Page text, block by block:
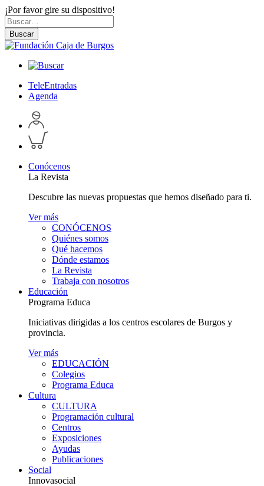
¡Por favor gire su dispositivo!
Skip
to
content
Buscar
por:Buscar
TeleEntradas
Agenda
Acceder
a
perfil
personal
Inspeccionar
carrito
Conócenos
La Revista
Descubre las nuevas propuestas que hemos diseñado para ti.
Ver más
CONÓCENOS
Quiénes somos
Qué hacemos
Dónde estamos
La Revista
Trabaja con nosotros
Educación
Programa Educa
Iniciativas dirigidas a los centros escolares de Burgos y
provincia.
Ver más
EDUCACIÓN
Colegios
Programa Educa
Cultura
CULTURA
Programación cultural
Centros
Exposiciones
Ayudas
Publicaciones
Social
Innovasocial